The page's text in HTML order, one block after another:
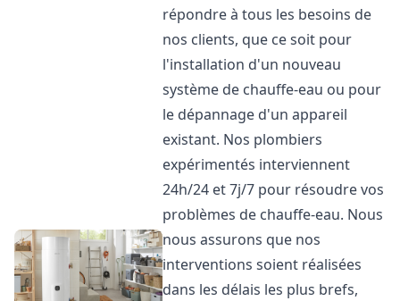
répondre à tous les besoins de
nos clients, que ce soit pour
l'installation d'un nouveau
système de chauffe-eau ou pour
le dépannage d'un appareil
existant. Nos plombiers
expérimentés interviennent
24h/24 et 7j/7 pour résoudre vos
problèmes de chauffe-eau. Nous
nous assurons que nos
interventions soient réalisées
dans les délais les plus brefs,